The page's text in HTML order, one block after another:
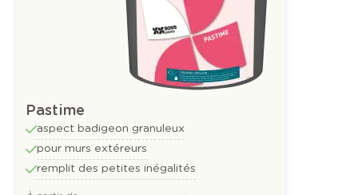
Pastime
aspect badigeon granuleux
pour murs extéreurs
remplit des petites inégalités